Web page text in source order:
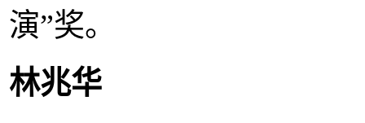
演”奖。
林兆华